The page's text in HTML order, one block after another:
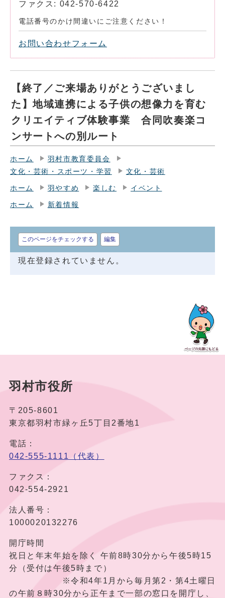
ファクス: 042-570-6422
電話番号のかけ間違いにご注意ください！
お問い合わせフォーム
【終了／ご来場ありがとうございまし
た】地域連携による子供の想像力を育む
クリエイティブ体験事業 合同吹奏楽コ
ンサートへの別ルート
ホーム
羽村市教育委員会
文化・芸術・スポーツ・学習
文化・芸術
ホーム 羽やすめ 楽しむ イベント
ホーム 新着情報
このページをチェックする 編集
現在登録されていません。
羽村市役所
〒205-8601
東京都羽村市緑ヶ丘5丁目2番地1
電話：
042-555-1111（代表）
ファクス：
042-554-2921
法人番号：
1000020132276
開庁時間
祝日と年末年始を除く 午前8時30分から午後5時15
分（受付は午後5時まで）
※令和4年1月から毎月第2・第4土曜日
の午前８時30分から正午まで一部の窓口を開庁し、